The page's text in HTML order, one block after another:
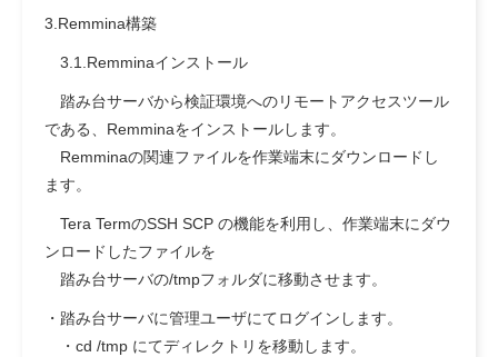
3.Remmina構築
3.1.Remminaインストール
踏み台サーバから検証環境へのリモートアクセスツール
である、Remminaをインストールします。
Remminaの関連ファイルを作業端末にダウンロードし
ます。
Tera TermのSSH SCP の機能を利用し、作業端末にダウ
ンロードしたファイルを
踏み台サーバの/tmpフォルダに移動させます。
・踏み台サーバに管理ユーザにてログインします。
・cd /tmp にてディレクトリを移動します。